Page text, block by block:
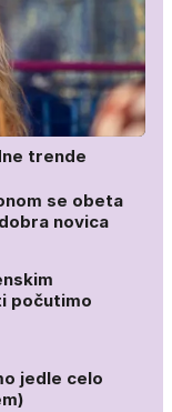
trende
se obeta
novica
počutimo
jedle celo